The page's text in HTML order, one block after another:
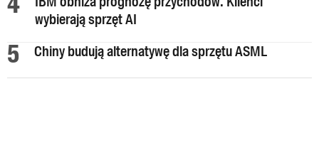
wybierają sprzęt AI
Chiny budują alternatywę dla sprzętu ASML